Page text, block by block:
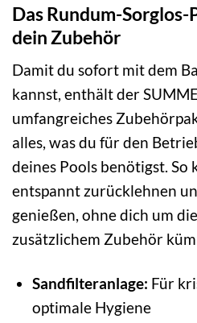
Das Rundum-Sorglos-
dein Zubehör
Damit du sofort mit dem
kannst, enthält der
umfangreiches
alles, was du für den
deines Pools benötigst. So
entspannt zurücklehnen
genießen, ohne dich um
zusätzlichem Zubehör
Sandfilteranlage: Für
optimale Hygiene